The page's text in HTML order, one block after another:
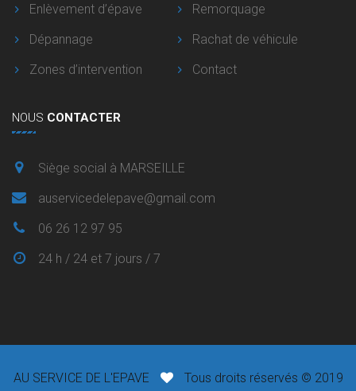
Enlèvement d’épave
Remorquage
Dépannage
Rachat de véhicule
Zones d’intervention
Contact
NOUS CONTACTER
Siège social à MARSEILLE
auservicedelepave@gmail.com
06 26 12 97 95
24 h / 24 et 7 jours / 7
AU SERVICE DE L'EPAVE Tous droits réservés © 2019